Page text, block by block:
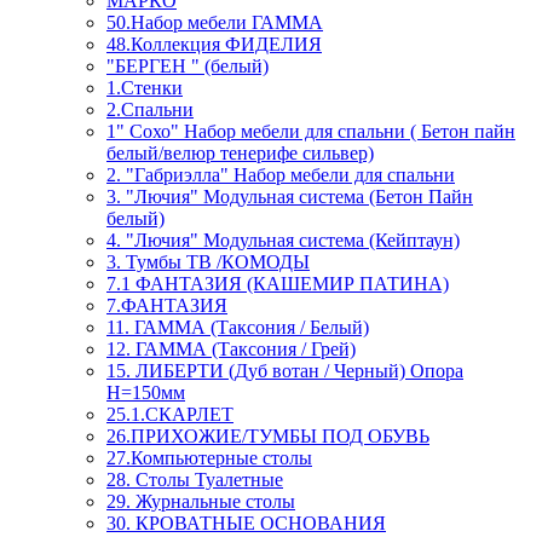
50.Набор мебели ГАММА
48.Коллекция ФИДЕЛИЯ
"БЕРГЕН " (белый)
1.Стенки
2.Спальни
1" Сохо" Набор мебели для спальни ( Бетон пайн
белый/велюр тенерифе сильвер)
2. "Габриэлла" Набор мебели для спальни
3. "Лючия" Модульная система (Бетон Пайн
белый)
4. "Лючия" Модульная система (Кейптаун)
3. Тумбы ТВ /КОМОДЫ
7.1 ФАНТАЗИЯ (КАШЕМИР ПАТИНА)
7.ФАНТАЗИЯ
11. ГАММА (Таксония / Белый)
12. ГАММА (Таксония / Грей)
15. ЛИБЕРТИ (Дуб вотан / Черный) Опора
Н=150мм
25.1.СКАРЛЕТ
26.ПРИХОЖИЕ/ТУМБЫ ПОД ОБУВЬ
27.Компьютерные столы
28. Столы Туалетные
29. Журнальные столы
30. КРОВАТНЫЕ ОСНОВАНИЯ